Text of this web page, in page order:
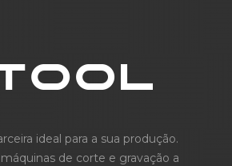
ideal para a sua produção.
de corte e gravação a